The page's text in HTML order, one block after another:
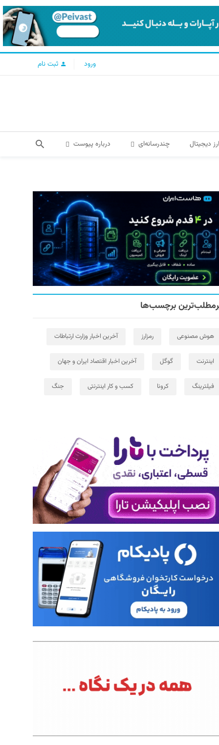
ورود ثبت نام
ارز دیجیتال چندرسانه‌ای درباره پیوست
برچسب‌ها
هوش مصنوعی رمزارز آخرین اخبار وزارت ارتباطات
اینترنت گوگل آخرین اخبار اقتصاد ایران و جهان
فیلترینگ کرونا کسب و کار اینترنتی جنگ